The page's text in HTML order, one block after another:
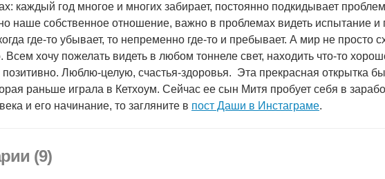
каждый год многое и многих забирает, постоянно подкидывает
наше собственное отношение, важно в проблемах видеть испытание и
где-то убывает, то непременно где-то и пребывает. А мир не просто
Всем хочу пожелать видеть в любом тоннеле свет, находить что-то
Люблю-целую, счастья-здоровья. Эта прекрасная открытка
раньше играла в Кетхоум. Сейчас ее сын Митя пробует себя в
и его начинание, то загляните в пост Даши в Инстаграме.
(9)